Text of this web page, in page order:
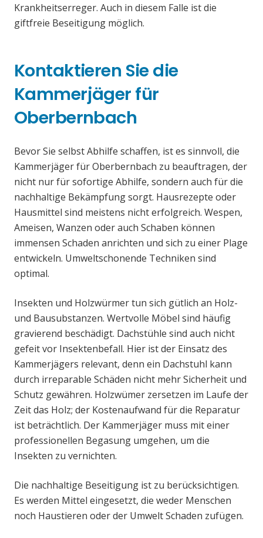
Krankheitserreger. Auch in diesem Falle ist die
giftfreie Beseitigung möglich.
Kontaktieren Sie die
Kammerjäger für
Oberbernbach
Bevor Sie selbst Abhilfe schaffen, ist es sinnvoll, die
Kammerjäger für Oberbernbach zu beauftragen, der
nicht nur für sofortige Abhilfe, sondern auch für die
nachhaltige Bekämpfung sorgt. Hausrezepte oder
Hausmittel sind meistens nicht erfolgreich. Wespen,
Ameisen, Wanzen oder auch Schaben können
immensen Schaden anrichten und sich zu einer Plage
entwickeln. Umweltschonende Techniken sind
optimal.
Insekten und Holzwürmer tun sich gütlich an Holz-
und Bausubstanzen. Wertvolle Möbel sind häufig
gravierend beschädigt. Dachstühle sind auch nicht
gefeit vor Insektenbefall. Hier ist der Einsatz des
Kammerjägers relevant, denn ein Dachstuhl kann
durch irreparable Schäden nicht mehr Sicherheit und
Schutz gewähren. Holzwümer zersetzen im Laufe der
Zeit das Holz; der Kostenaufwand für die Reparatur
ist beträchtlich. Der Kammerjäger muss mit einer
professionellen Begasung umgehen, um die
Insekten zu vernichten.
Die nachhaltige Beseitigung ist zu berücksichtigen.
Es werden Mittel eingesetzt, die weder Menschen
noch Haustieren oder der Umwelt Schaden zufügen.